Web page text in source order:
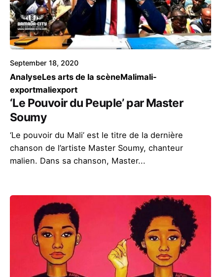
September 18, 2020
AnalyseLes arts de la scèneMalimali-
exportmaliexport
‘Le Pouvoir du Peuple’ par Master
Soumy
‘Le pouvoir du Mali’ est le titre de la dernière
chanson de l’artiste Master Soumy, chanteur
malien. Dans sa chanson, Master...